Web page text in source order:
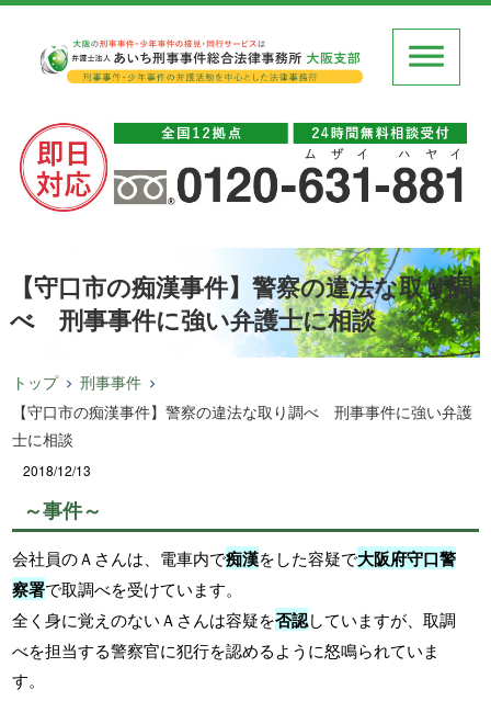
【守口市の痴漢事件】警察の違法な取り調
べ 刑事事件に強い弁護士に相談
トップ
刑事事件
【守口市の痴漢事件】警察の違法な取り調べ 刑事事件に強い弁護
士に相談
2018/12/13
～事件～
会社員のＡさんは、電車内で痴漢をした容疑で大阪府守口警
察署で取調べを受けています。
全く身に覚えのないＡさんは容疑を否認していますが、取調
べを担当する警察官に犯行を認めるように怒鳴られていま
す。